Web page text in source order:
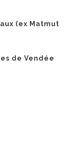
(ex Matmut
de Vendée